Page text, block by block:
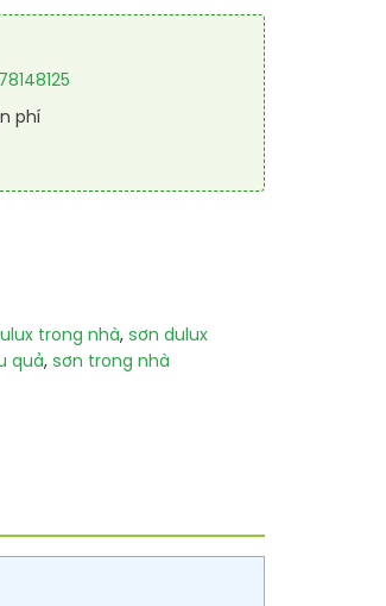
phí
5L số lượng
trong nhà, sơn dulux
quả, sơn trong nhà